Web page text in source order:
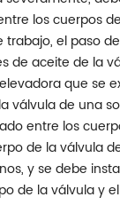
los cuerpos
trabajo, el paso
de aceite de la
que se
válvula de una
entre los
de la válvula
y se debe
de la válvula y